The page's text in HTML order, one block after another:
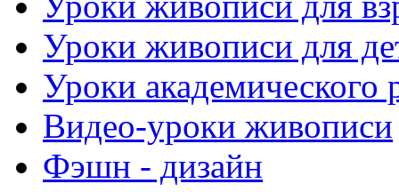
Уроки живописи для
Уроки академического
Видео-уроки живописи
Фэшн - дизайн